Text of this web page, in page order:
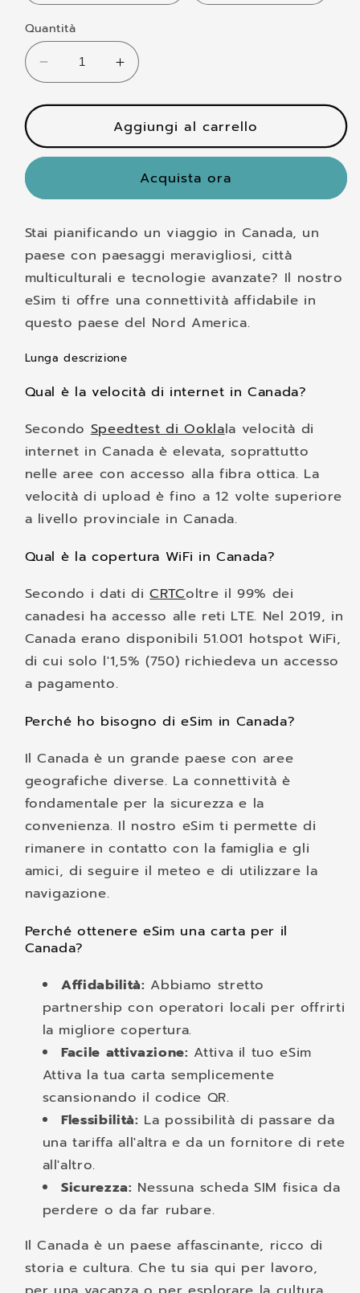
Quantità
Diminuisci
quantità
per
-
Canada
Aumenta
quantità
per
eSim
-
Canada
Aggiungi al carrello
Acquista ora
Stai pianificando un viaggio in Canada, un
paese con paesaggi meravigliosi, città
multiculturali e tecnologie avanzate? Il nostro
eSim ti offre una connettività affidabile in
questo paese del Nord America.
Lunga descrizione
Qual è la velocità di internet in Canada?
Secondo Speedtest di Ooklala velocità di
internet in Canada è elevata, soprattutto
nelle aree con accesso alla fibra ottica. La
velocità di upload è fino a 12 volte superiore
a livello provinciale in Canada.
Qual è la copertura WiFi in Canada?
Secondo i dati diCRTColtre il 99% dei
canadesi ha accesso alle reti LTE. Nel 2019, in
Canada erano disponibili 51.001 hotspot WiFi,
di cui solo l'1,5% (750) richiedeva un accesso
a pagamento.
Perché ho bisogno di eSim in Canada?
Il Canada è un grande paese con aree
geografiche diverse. La connettività è
fondamentale per la sicurezza e la
convenienza. Il nostro eSim ti permette di
rimanere in contatto con la famiglia e gli
amici, di seguire il meteo e di utilizzare la
navigazione.
Perché ottenere eSim una carta per il
Canada?
Affidabilità: Abbiamo stretto
partnership con operatori locali per offrirti
la migliore copertura.
Facile attivazione: Attiva il tuo eSim
Attiva la tua carta semplicemente
scansionando il codice QR.
Flessibilità: La possibilità di passare da
una tariffa all'altra e da un fornitore di rete
all'altro.
Sicurezza: Nessuna scheda SIM fisica da
perdere o da far rubare.
Il Canada è un paese affascinante, ricco di
storia e cultura. Che tu sia qui per lavoro,